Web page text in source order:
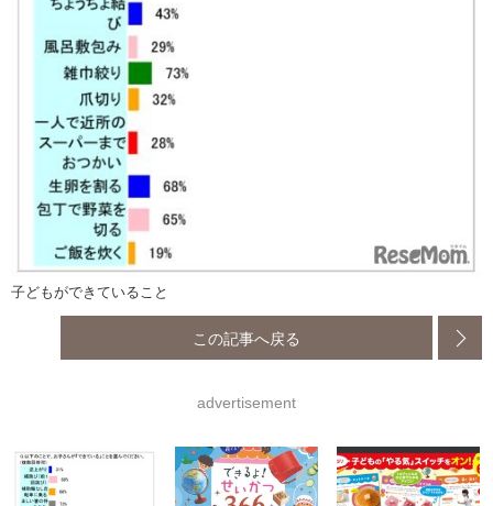
子どもができていること
この記事へ戻る
advertisement